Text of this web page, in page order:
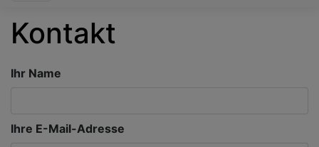
Kontakt
Ihr Name
Ihre E-Mail-Adresse